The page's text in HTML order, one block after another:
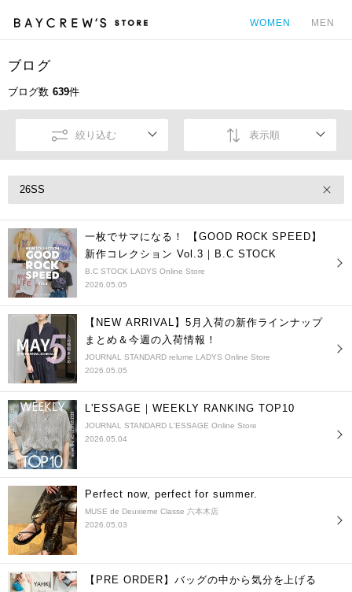
WOMEN MEN
ブログ
ブログ数 639件
絞り込む 表示順
26SS
一枚でサマになる！ 【GOOD ROCK SPEED】
新作コレクション Vol.3｜B.C STOCK
B.C STOCK LADYS Online Store
2026.05.05
【NEW ARRIVAL】5月入荷の新作ラインナップ
まとめ＆今週の入荷情報！
JOURNAL STANDARD relume LADYS Online Store
2026.05.05
L'ESSAGE｜WEEKLY RANKING TOP10
JOURNAL STANDARD L'ESSAGE Online Store
2026.05.04
Perfect now, perfect for summer.
MUSE de Deuxieme Classe 六本木店
2026.05.03
【PRE ORDER】バッグの中から気分を上げる